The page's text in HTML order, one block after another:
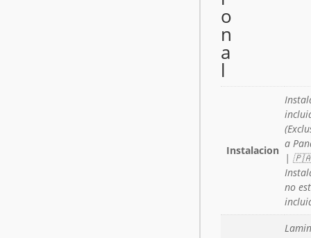
o
n
a
l
Instalacion
a
|
no